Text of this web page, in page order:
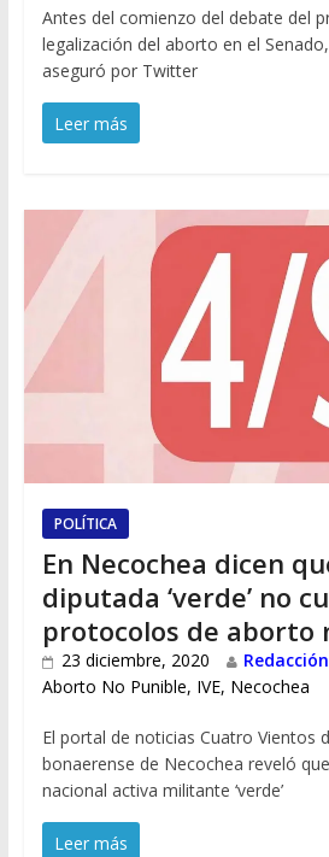
Antes del comienzo del debate del
legalización del aborto en el
aseguró por Twitter
Leer más
POLÍTICA
En Necochea dicen
diputada ‘verde’ no
protocolos de aborto
23 diciembre, 2020
Aborto No Punible, IVE, Necochea
El portal de noticias Cuatro Vientos
bonaerense de Necochea reveló
nacional activa militante ‘verde’
Leer más